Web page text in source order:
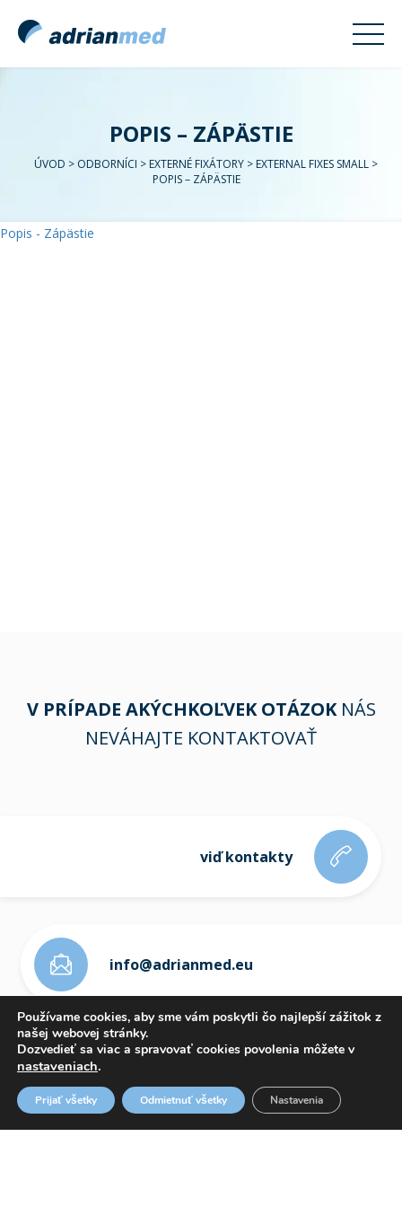
POPIS – ZÁPÄSTIE
ÚVOD > ODBORNÍCI > EXTERNÉ FIXÁTORY> EXTERNAL FIXES SMALL>
POPIS – ZÁPÄSTIE
Popis - Zápästie
V PRÍPADE AKÝCHKOĽVEK OTÁZOKNÁS
NEVÁHAJTE KONTAKTOVAŤ
viď kontakty
info@adrianmed.eu
ETICKÝ KÓDEX
Používame cookies, aby sme vám poskytli čo najlepší zážitok z
našej webovej stránky.
Dozvedieť sa viac a spravovať cookies povolenia môžete v
nastaveniach.
Prijať všetky Odmietnuť všetky Nastavenia